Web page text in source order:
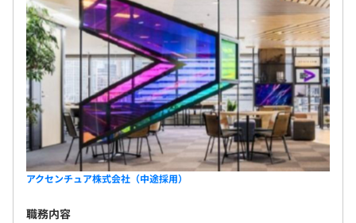
アクセンチュア株式会社（中途採用）
職務内容